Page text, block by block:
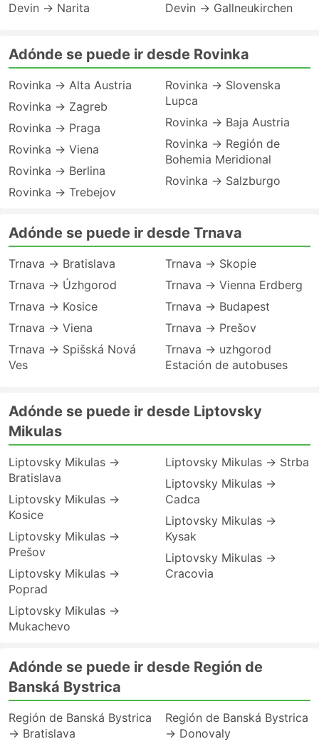
Devin → Narita
Devin → Gallneukirchen
Adónde se puede ir desde Rovinka
Rovinka → Alta Austria
Rovinka → Zagreb
Rovinka → Praga
Rovinka → Viena
Rovinka → Berlina
Rovinka → Trebejov
Rovinka → Slovenska
Lupca
Rovinka → Baja Austria
Rovinka → Región de
Bohemia Meridional
Rovinka → Salzburgo
Adónde se puede ir desde Trnava
Trnava → Bratislava
Trnava → Úzhgorod
Trnava → Kosice
Trnava → Viena
Trnava → Spišská Nová
Ves
Trnava → Skopie
Trnava → Vienna Erdberg
Trnava → Budapest
Trnava → Prešov
Trnava → uzhgorod
Estación de autobuses
Adónde se puede ir desde Liptovsky
Mikulas
Liptovsky Mikulas →
Bratislava
Liptovsky Mikulas →
Kosice
Liptovsky Mikulas →
Prešov
Liptovsky Mikulas →
Poprad
Liptovsky Mikulas →
Mukachevo
Liptovsky Mikulas → Strba
Liptovsky Mikulas →
Cadca
Liptovsky Mikulas →
Kysak
Liptovsky Mikulas →
Cracovia
Adónde se puede ir desde Región de
Banská Bystrica
Región de Banská Bystrica
→ Bratislava
Región de Banská Bystrica
→ Donovaly